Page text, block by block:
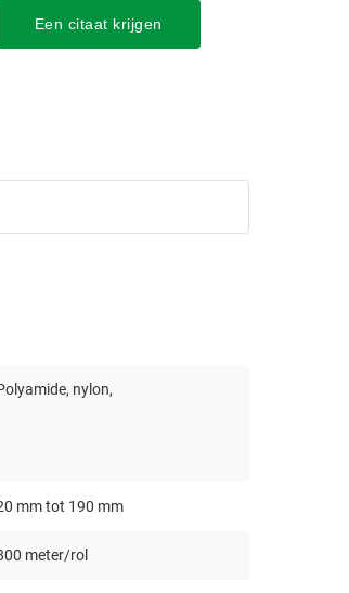
Een citaat krijgen
nylon,
mm tot 190 mm
meter/rol